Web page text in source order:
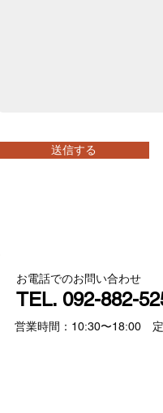
送信する
営業時間：10:30〜18:00 定
お電話でのお問い合わせ
TEL. 092-882-